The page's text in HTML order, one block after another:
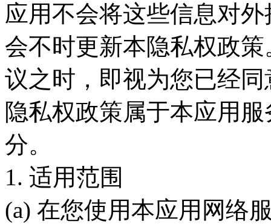
应用不会将这些信息对
会不时更新本隐私权政
议之时，即视为您已经
隐私权政策属于本应用
分。
1. 适用范围
(a) 在您使用本应用网络